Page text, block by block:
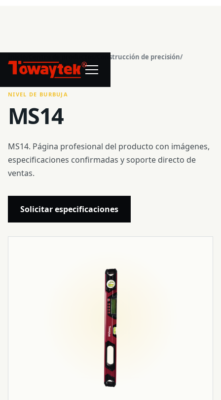
®
Construcción de precisión/
Nivel de burbuja/MS14
NIVEL DE BURBUJA
MS14
MS14. Página profesional del producto con imágenes,
especificaciones confirmadas y soporte directo de
ventas.
Solicitar especificaciones